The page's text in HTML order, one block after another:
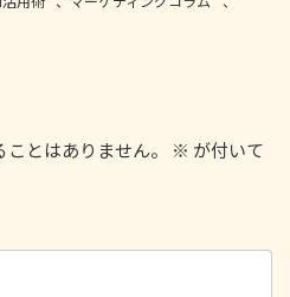
とはありません。 ※ が付いて